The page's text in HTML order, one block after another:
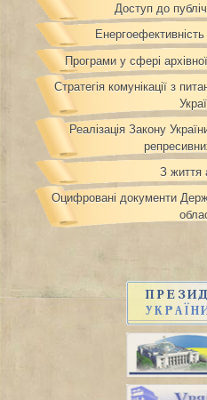
Доступ до
Програми у сфері
Стратегія комунікації з
Реалізація Закону
З життя
Оцифровані документи